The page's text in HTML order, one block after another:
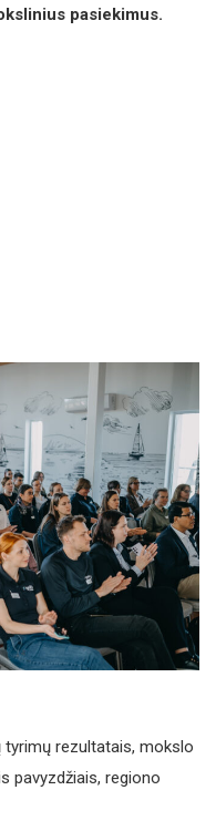
pasiekimus.
rezultatais, mokslo
pavyzdžiais, regiono